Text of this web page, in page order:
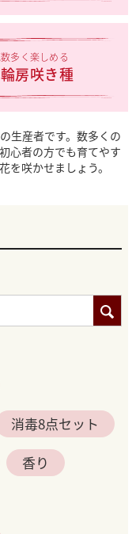
多く楽しめる
房咲き種
生産者です。数多くの
心者の方でも育てやす
を咲かせましょう。
消毒8点セット
香り